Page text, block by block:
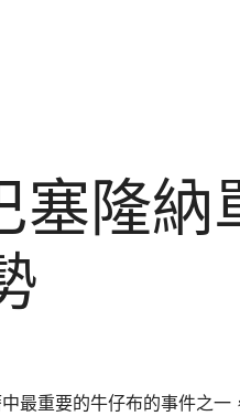
塞隆納
最重要的牛仔布的事件之一